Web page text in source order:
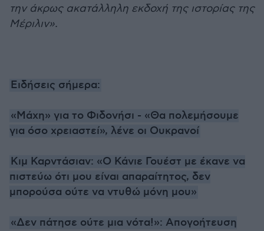
την άκρως ακατάλληλη εκδοχή της ιστορίας της
Μέριλιν».
Ειδήσεις σήμερα:
«Μάχη» για το Φιδονήσι - «Θα πολεμήσουμε
για όσο χρειαστεί», λένε οι Ουκρανοί
Κιμ Καρντάσιαν: «Ο Κάνιε Γουέστ με έκανε να
πιστεύω ότι μου είναι απαραίτητος, δεν
μπορούσα ούτε να ντυθώ μόνη μου»
«Δεν πάτησε ούτε μια νότα!»: Απογοήτευση